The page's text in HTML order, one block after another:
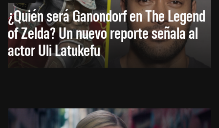
¿Quién será Ganondorf en The Legend
of Zelda? Un nuevo reporte señala al
actor Uli Latukefu